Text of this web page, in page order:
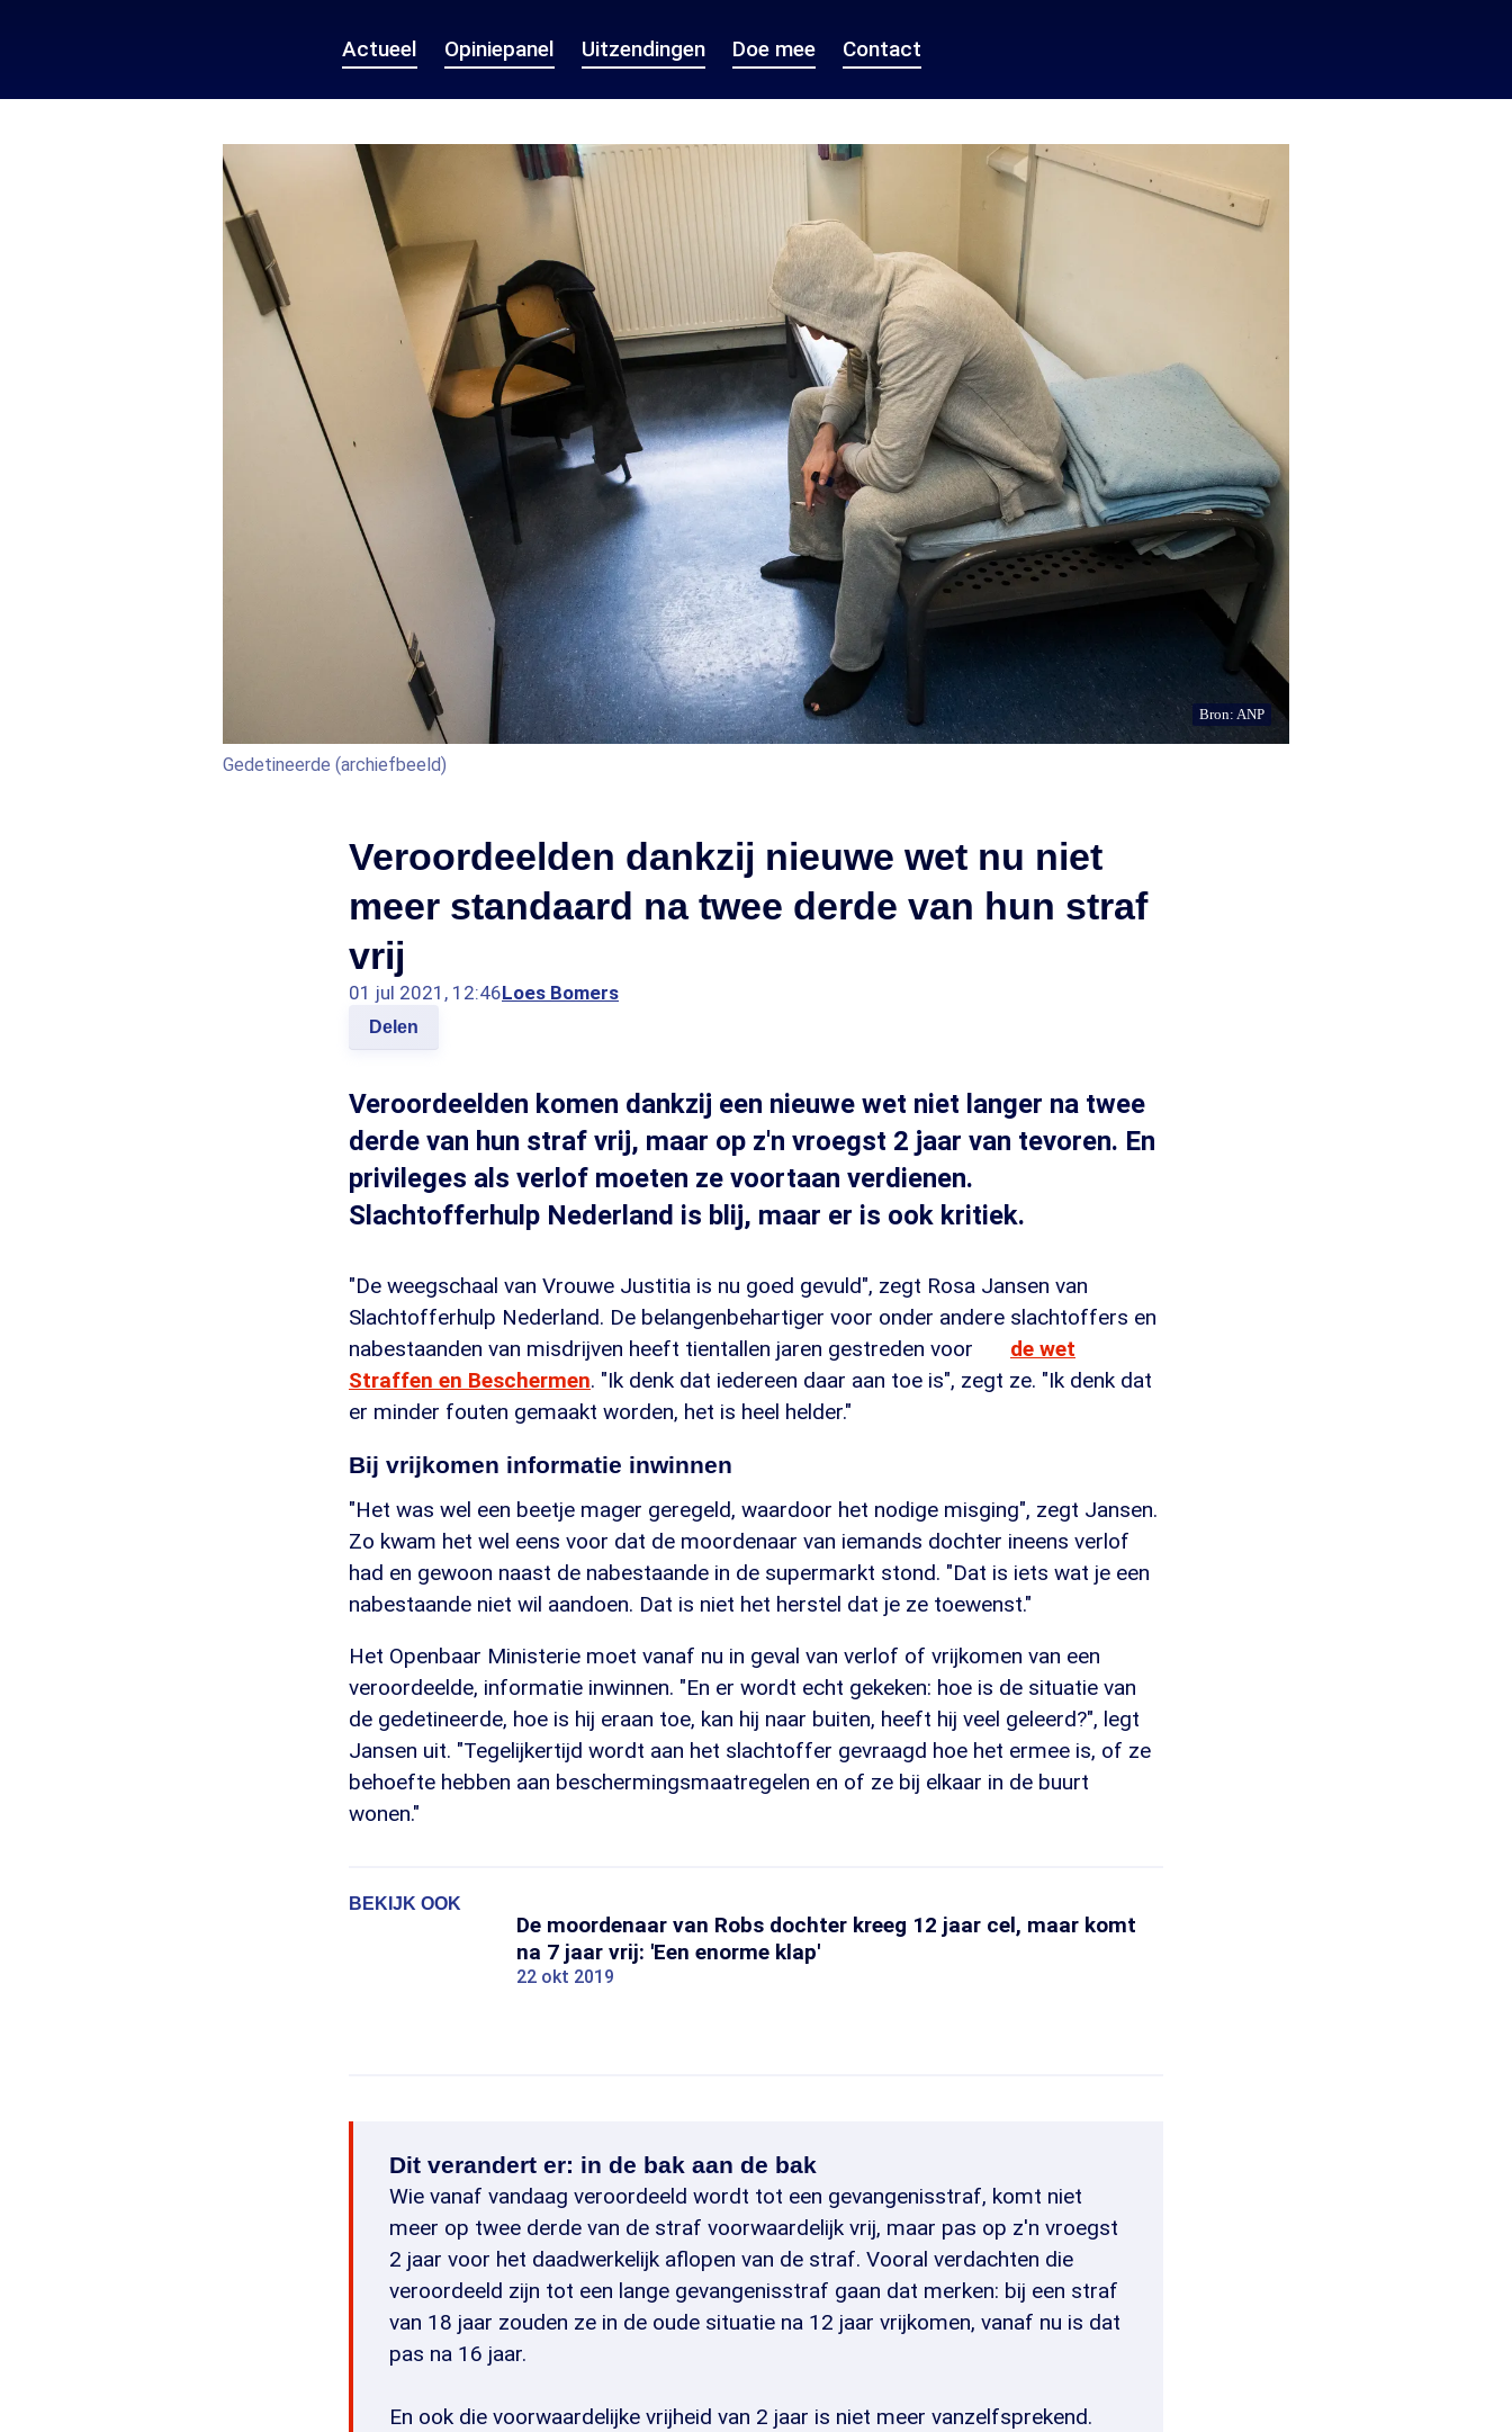
Actueel Opiniepanel Uitzendingen Doe mee Contact
Bron: ANP
Gedetineerde (archiefbeeld)
Veroordeelden dankzij nieuwe wet nu niet
meer standaard na twee derde van hun straf
vrij
01 jul 2021, 12:46Loes Bomers
Delen
Veroordeelden komen dankzij een nieuwe wet niet langer na twee
derde van hun straf vrij, maar op z'n vroegst 2 jaar van tevoren. En
privileges als verlof moeten ze voortaan verdienen.
Slachtofferhulp Nederland is blij, maar er is ook kritiek.
"De weegschaal van Vrouwe Justitia is nu goed gevuld", zegt Rosa Jansen van
Slachtofferhulp Nederland. De belangenbehartiger voor onder andere slachtoffers en
nabestaanden van misdrijven heeft tientallen jaren gestreden voor
de wet
Straffen en Beschermen. "Ik denk dat iedereen daar aan toe is", zegt ze. "Ik denk dat
er minder fouten gemaakt worden, het is heel helder."
Bij vrijkomen informatie inwinnen
"Het was wel een beetje mager geregeld, waardoor het nodige misging", zegt Jansen.
Zo kwam het wel eens voor dat de moordenaar van iemands dochter ineens verlof
had en gewoon naast de nabestaande in de supermarkt stond. "Dat is iets wat je een
nabestaande niet wil aandoen. Dat is niet het herstel dat je ze toewenst."
Het Openbaar Ministerie moet vanaf nu in geval van verlof of vrijkomen van een
veroordeelde, informatie inwinnen. "En er wordt echt gekeken: hoe is de situatie van
de gedetineerde, hoe is hij eraan toe, kan hij naar buiten, heeft hij veel geleerd?", legt
Jansen uit. "Tegelijkertijd wordt aan het slachtoffer gevraagd hoe het ermee is, of ze
behoefte hebben aan beschermingsmaatregelen en of ze bij elkaar in de buurt
wonen."
BEKIJK OOK
De moordenaar van Robs dochter kreeg 12 jaar cel, maar komt
na 7 jaar vrij: 'Een enorme klap'
22 okt 2019
Dit verandert er: in de bak aan de bak
Wie vanaf vandaag veroordeeld wordt tot een gevangenisstraf, komt niet
meer op twee derde van de straf voorwaardelijk vrij, maar pas op z'n vroegst
2 jaar voor het daadwerkelijk aflopen van de straf. Vooral verdachten die
veroordeeld zijn tot een lange gevangenisstraf gaan dat merken: bij een straf
van 18 jaar zouden ze in de oude situatie na 12 jaar vrijkomen, vanaf nu is dat
pas na 16 jaar.
En ook die voorwaardelijke vrijheid van 2 jaar is niet meer vanzelfsprekend.